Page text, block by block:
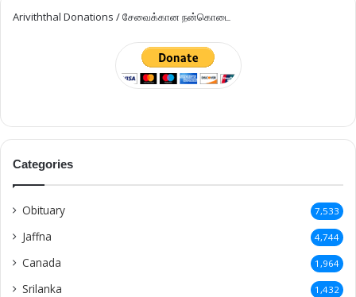
Ariviththal Donations / சேவைக்கான நன்கொடை
Categories
Obituary 7,533
Jaffna 4,744
Canada 1,964
Srilanka 1,432